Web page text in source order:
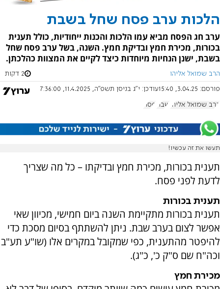
הלכות ערב פסח שחל בשבת
ערב חג הפסח מביא עמו הלכות והכנות ייחודיות, כולל תענית
בכורות, מכירת חמץ ובדיקת חמץ. השנה, בשל ערב פסח שחל
בשבת, ישנן הנחיות מיוחדות כיצד לקיים את המצוות כהלכתן.
הרב שמואל אליהו 2 דקות
פורסם: 3.04.25, 15:40 עודכן: י"ג בניסן תשפ"ה, 11.4.2025, 7:36:00
הרב שמואל אליהו שבת פסח
תעשו את זה עכשיו!
תענית בכורות, מכירת חמץ ובדיקתו – כל מה שצריך
לדעת לפני פסח.
תענית בכורות
תענית בכורות מתקיימת השנה ביום חמישי, מכיוון שאי
אפשר לצום בערב שבת. ניתן להשתתף בסיום מסכת כדי
להיפטר מהתענית, כפי שמקובל במקרים אלו (שו"ע תע"ב
וכה"ח שם ס"ק כ', כ"ג).
מכירת חמץ